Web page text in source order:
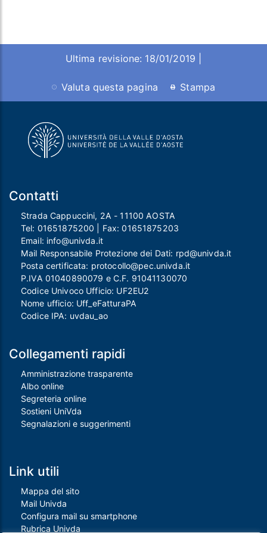
Ultima revisione: 18/01/2019 |
Valuta questa pagina Stampa
Contatti
Strada Cappuccini, 2A - 11100 AOSTA
Tel: 01651875200 | Fax:01651875203
Email: info@univda.it
Mail Responsabile Protezione dei Dati: rpd@univda.it
Posta certificata: protocollo@pec.univda.it
P.IVA 01040890079 e C.F. 91041130070
Codice Univoco Ufficio: UF2EU2
Nome ufficio: Uff_eFatturaPA
Codice IPA: uvdau_ao
Collegamenti rapidi
Amministrazione trasparente
Albo online
Segreteria online
Sostieni UniVda
Segnalazioni e suggerimenti
Link utili
Mappa del sito
Mail Univda
Configura mail su smartphone
Rubrica Univda